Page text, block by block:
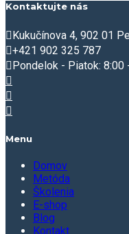
Kontaktujte nás
Kukučínova 4, 902 01
+421 902 325 787
Pondelok - Piatok: 8:00
Menu
Domov
Metóda
Školenia
E-shop
Blog
Kontakt